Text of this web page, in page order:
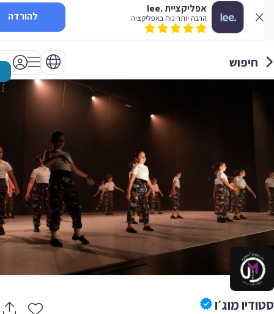
אפליקציית .lee
הרבה יותר נוח באפליקציה להורדה
חיפוש
מוג׳ו